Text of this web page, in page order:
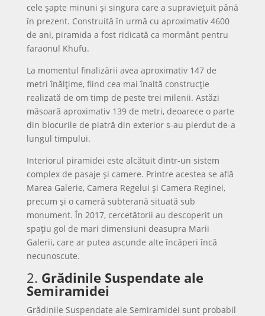
cele șapte minuni și singura care a supraviețuit până
în prezent. Construită în urmă cu aproximativ 4600
de ani, piramida a fost ridicată ca mormânt pentru
faraonul Khufu.
La momentul finalizării avea aproximativ 147 de
metri înălțime, fiind cea mai înaltă construcție
realizată de om timp de peste trei milenii. Astăzi
măsoară aproximativ 139 de metri, deoarece o parte
din blocurile de piatră din exterior s-au pierdut de-a
lungul timpului.
Interiorul piramidei este alcătuit dintr-un sistem
complex de pasaje și camere. Printre acestea se află
Marea Galerie, Camera Regelui și Camera Reginei,
precum și o cameră subterană situată sub
monument. În 2017, cercetătorii au descoperit un
spațiu gol de mari dimensiuni deasupra Marii
Galerii, care ar putea ascunde alte încăperi încă
necunoscute.
2. Grădinile Suspendate ale
Semiramidei
Grădinile Suspendate ale Semiramidei sunt probabil